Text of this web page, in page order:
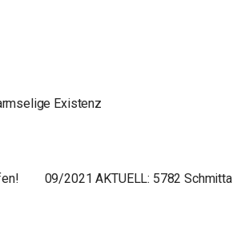
Existenz
09/2021 AKTUELL: 5782 Schmitta